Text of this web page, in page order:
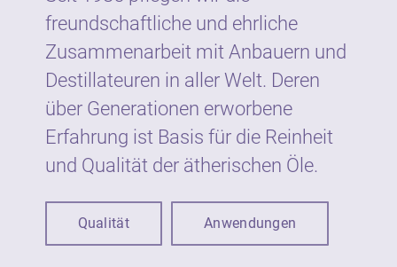
Wie gesetzlich vorgeschrieben sind
ätherische Öle von Neumond auf dem Etikett
mit Warnhinweisen und Symbolen
gekennzeichnet. Die Kennzeichnung dient
VerbraucherInnen vor möglichen Gefahren
bei unsachgemäßer Verwendung.
Anwendung auf der Haut und Schleimhaut
freundschaftliche und ehrliche
Zusammenarbeit mit Anbauern und
Destillateuren in aller Welt. Deren
über Generationen erworbene
Erfahrung ist Basis für die Reinheit
und Qualität der ätherischen Öle.
Qualität Anwendungen